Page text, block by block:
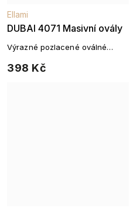
DUBAI 4071 Masivní ovály
Ellami
398 Kč
Výrazné pozlacené oválné